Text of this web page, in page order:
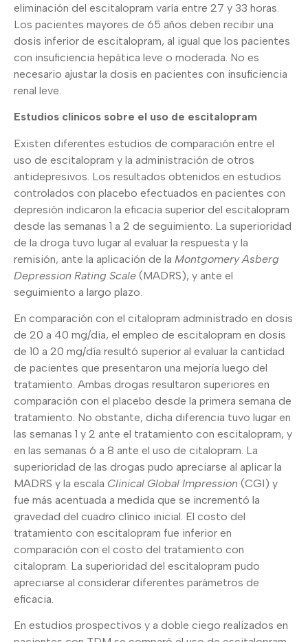
eliminación del escitalopram varía entre 27 y 33 horas.
Los pacientes mayores de 65 años deben recibir una
dosis inferior de escitalopram, al igual que los pacientes
con insuficiencia hepática leve o moderada. No es
necesario ajustar la dosis en pacientes con insuficiencia
renal leve.
Estudios clínicos sobre el uso de escitalopram
Existen diferentes estudios de comparación entre el
uso de escitalopram y la administración de otros
antidepresivos. Los resultados obtenidos en estudios
controlados con placebo efectuados en pacientes con
depresión indicaron la eficacia superior del escitalopram
desde las semanas 1 a 2 de seguimiento. La superioridad
de la droga tuvo lugar al evaluar la respuesta y la
remisión, ante la aplicación de la Montgomery Asberg
Depression Rating Scale (MADRS), y ante el
seguimiento a largo plazo.
En comparación con el citalopram administrado en dosis
de 20 a 40 mg/día, el empleo de escitalopram en dosis
de 10 a 20 mg/día resultó superior al evaluar la cantidad
de pacientes que presentaron una mejoría luego del
tratamiento. Ambas drogas resultaron superiores en
comparación con el placebo desde la primera semana de
tratamiento. No obstante, dicha diferencia tuvo lugar en
las semanas 1 y 2 ante el tratamiento con escitalopram, y
en las semanas 6 a 8 ante el uso de citalopram. La
superioridad de las drogas pudo apreciarse al aplicar la
MADRS y la escala Clinical Global Impression (CGI) y
fue más acentuada a medida que se incrementó la
gravedad del cuadro clínico inicial. El costo del
tratamiento con escitalopram fue inferior en
comparación con el costo del tratamiento con
citalopram. La superioridad del escitalopram pudo
apreciarse al considerar diferentes parámetros de
eficacia.
En estudios prospectivos y a doble ciego realizados en